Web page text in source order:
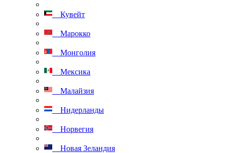
Кувейт
Марокко
Монголия
Мексика
Малайзия
Нидерланды
Норвегия
Новая Зеландия